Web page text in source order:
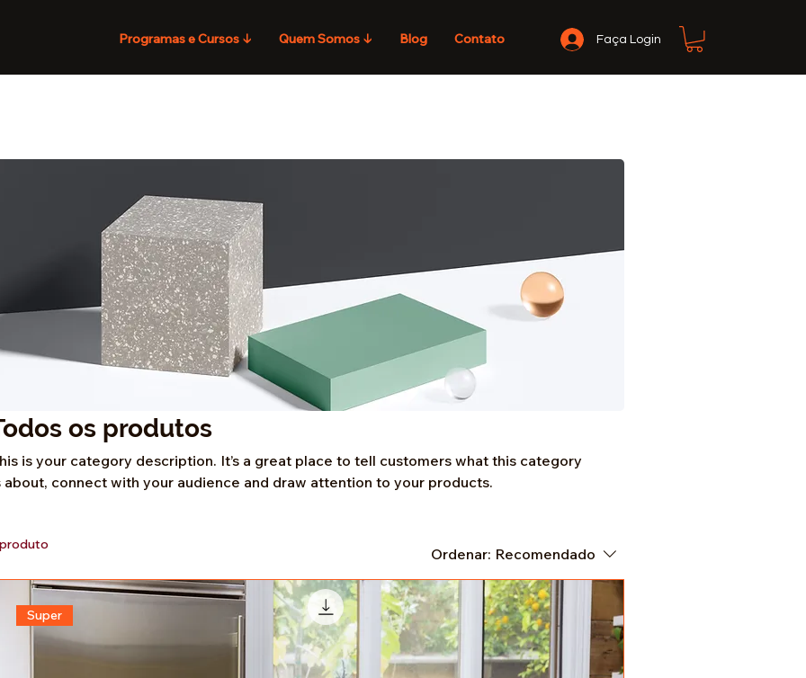
Programas e Cursos ↓ Quem Somos ↓ Blog Contato Faça Login
os produtos
is your category description. It’s a great place to tell customers what this category
about, connect with your audience and draw attention to your products.
Ordenar: Recomendado
Super